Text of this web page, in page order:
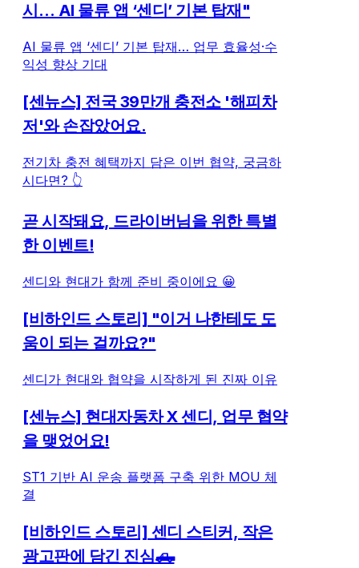
시… AI 물류 앱 ‘센디’ 기본 탑재"
AI 물류 앱 ‘센디’ 기본 탑재… 업무 효율성·수
익성 향상 기대
[센뉴스] 전국 39만개 충전소 '해피차
저'와 손잡았어요.
전기차 충전 혜택까지 담은 이번 협약, 궁금하
시다면? 👆
곧 시작돼요, 드라이버님을 위한 특별
한 이벤트!
센디와 현대가 함께 준비 중이에요 😀
[비하인드 스토리] "이거 나한테도 도
움이 되는 걸까요?"
센디가 현대와 협약을 시작하게 된 진짜 이유
[센뉴스] 현대자동차 X 센디, 업무 협약
을 맺었어요!
ST1 기반 AI 운송 플랫폼 구축 위한 MOU 체
결
[비하인드 스토리] 센디 스티커, 작은
광고판에 담긴 진심🛻